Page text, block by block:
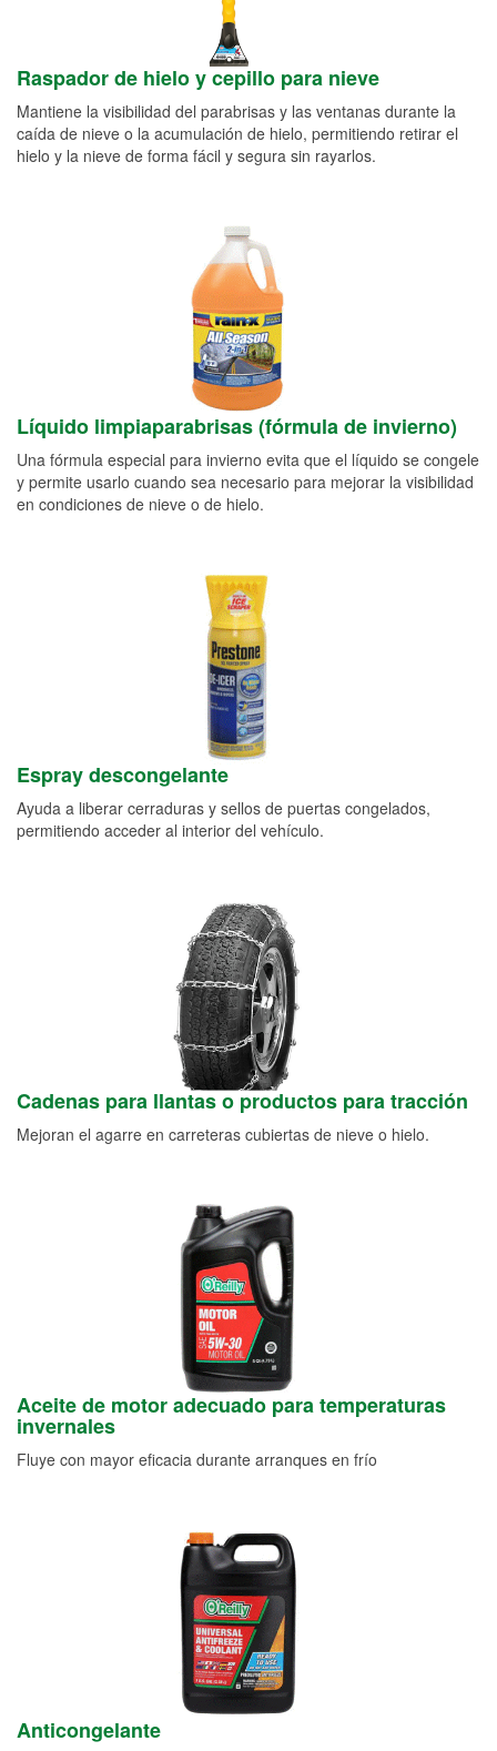
Raspador de hielo y cepillo para nieve
Mantiene la visibilidad del parabrisas y las ventanas durante la
caída de nieve o la acumulación de hielo, permitiendo retirar el
hielo y la nieve de forma fácil y segura sin rayarlos.
Líquido limpiaparabrisas (fórmula de invierno)
Una fórmula especial para invierno evita que el líquido se congele
y permite usarlo cuando sea necesario para mejorar la visibilidad
en condiciones de nieve o de hielo.
Espray descongelante
Ayuda a liberar cerraduras y sellos de puertas congelados,
permitiendo acceder al interior del vehículo.
Cadenas para llantas o productos para tracción
Mejoran el agarre en carreteras cubiertas de nieve o hielo.
Aceite de motor adecuado para temperaturas
invernales
Fluye con mayor eficacia durante arranques en frío
Anticongelante